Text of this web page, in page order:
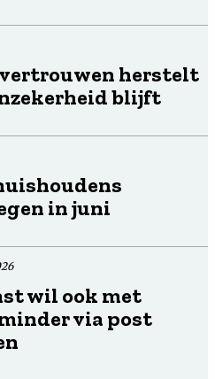
herstelt
blijft
in juni
wil ook met
via post